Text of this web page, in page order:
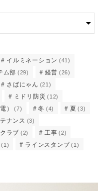
イルミネーション (41)
ム部 (29) 経営 (26)
さばにゃん (21)
ミドリ防災 (12)
） (7) 冬 (4) 夏 (3)
ナンス (3)
ラブ (2) 工事 (2)
(1) ラインスタンプ (1)